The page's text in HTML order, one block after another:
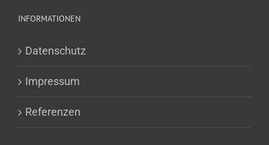
INFORMATIONEN
Datenschutz
Impressum
Referenzen